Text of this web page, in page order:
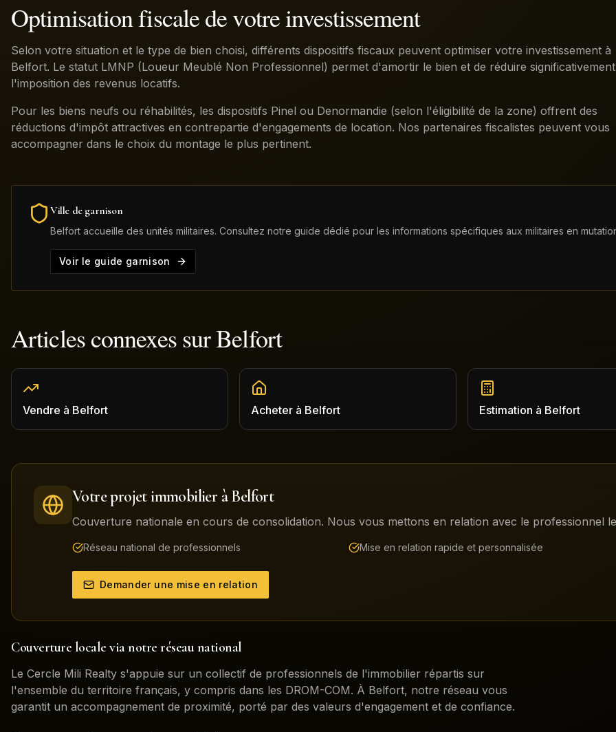
Optimisation fiscale de votre investissement
Selon votre situation et le type de bien choisi, différents dispositifs fiscaux peuvent optimiser votre investissement à
Belfort. Le statut LMNP (Loueur Meublé Non Professionnel) permet d'amortir le bien et de réduire significativement
l'imposition des revenus locatifs.
Pour les biens neufs ou réhabilités, les dispositifs Pinel ou Denormandie (selon l'éligibilité de la zone) offrent des
réductions d'impôt attractives en contrepartie d'engagements de location. Nos partenaires fiscalistes peuvent vous
accompagner dans le choix du montage le plus pertinent.
Ville de garnison
Belfort accueille des unités militaires. Consultez notre guide dédié pour les informations spécifiques aux militaires en
Voir le guide garnison
Articles connexes surBelfort
Vendre à Belfort Acheter à Belfort Estimation à Belfort
Votre projet immobilier àBelfort
Couverture nationale en cours de consolidation. Nous vous mettons en relation avec le professionnel
Réseau national de professionnels Mise en relation rapide et personnalisée
Demander une mise en relation
Couverture locale via notre réseau national
Le Cercle Mili Realty s'appuie sur un collectif de professionnels de l'immobilier répartis sur
l'ensemble du territoire français, y compris dans les DROM-COM. À Belfort, notre réseau vous
garantit un accompagnement de proximité, porté par des valeurs d'engagement et de confiance.